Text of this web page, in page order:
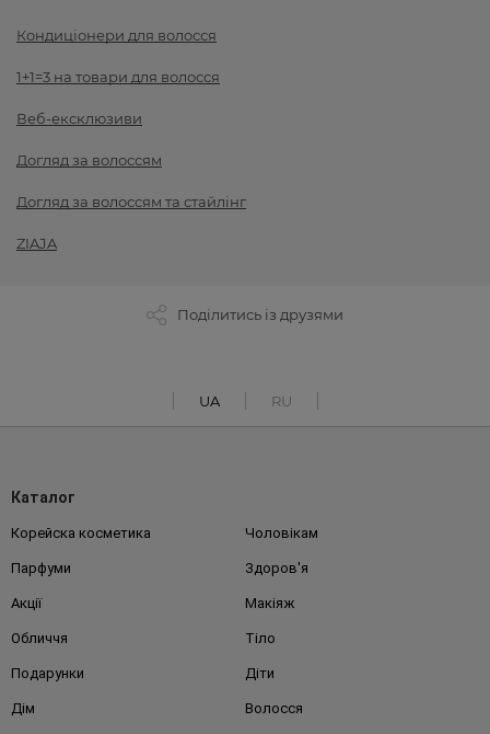
Кондиціонери для волосся
1+1=3 на товари для волосся
Веб-ексклюзиви
Догляд за волоссям
Догляд за волоссям та стайлінг
ZIAJA
Поділитись із друзями
UA RU
Каталог
Корейска косметика Чоловікам
Парфуми Здоров'я
Акції Макіяж
Обличчя Тіло
Подарунки Діти
Дім Волосся